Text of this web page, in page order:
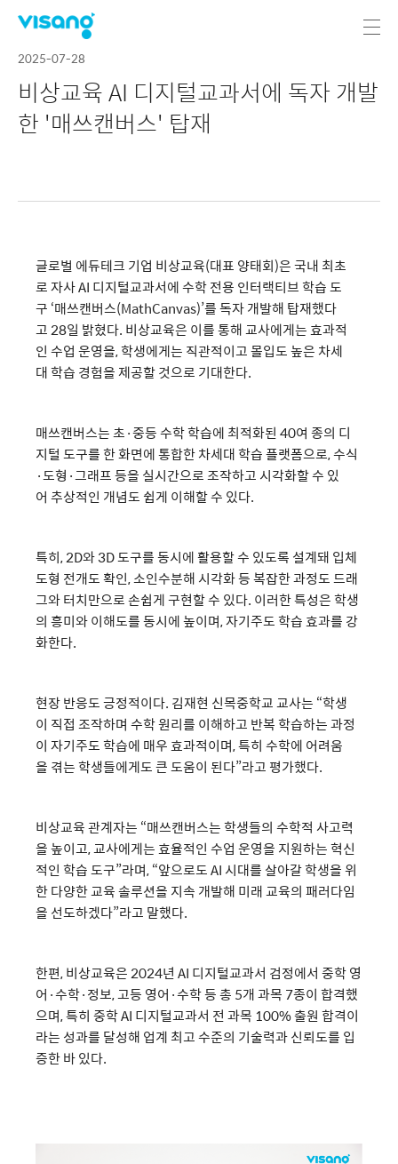
2025-07-28
비상교육 AI 디지털교과서에 독자 개발
한 '매쓰캔버스' 탑재
글로벌 에듀테크 기업 비상교육(대표 양태회)은 국내 최초
로 자사 AI 디지털교과서에 수학 전용 인터랙티브 학습 도
구 ‘매쓰캔버스(MathCanvas)’를 독자 개발해 탑재했다
고 28일 밝혔다. 비상교육은 이를 통해 교사에게는 효과적
인 수업 운영을, 학생에게는 직관적이고 몰입도 높은 차세
대 학습 경험을 제공할 것으로 기대한다.
매쓰캔버스는 초·중등 수학 학습에 최적화된 40여 종의 디
지털 도구를 한 화면에 통합한 차세대 학습 플랫폼으로, 수식
·도형·그래프 등을 실시간으로 조작하고 시각화할 수 있
어 추상적인 개념도 쉽게 이해할 수 있다.
특히, 2D와 3D 도구를 동시에 활용할 수 있도록 설계돼 입체
도형 전개도 확인, 소인수분해 시각화 등 복잡한 과정도 드래
그와 터치만으로 손쉽게 구현할 수 있다. 이러한 특성은 학생
의 흥미와 이해도를 동시에 높이며, 자기주도 학습 효과를 강
화한다.
현장 반응도 긍정적이다. 김재현 신목중학교 교사는 “학생
이 직접 조작하며 수학 원리를 이해하고 반복 학습하는 과정
이 자기주도 학습에 매우 효과적이며, 특히 수학에 어려움
을 겪는 학생들에게도 큰 도움이 된다”라고 평가했다.
비상교육 관계자는 “매쓰캔버스는 학생들의 수학적 사고력
을 높이고, 교사에게는 효율적인 수업 운영을 지원하는 혁신
적인 학습 도구”라며, “앞으로도 AI 시대를 살아갈 학생을 위
한 다양한 교육 솔루션을 지속 개발해 미래 교육의 패러다임
을 선도하겠다”라고 말했다.
한편, 비상교육은 2024년 AI 디지털교과서 검정에서 중학 영
어·수학·정보, 고등 영어·수학 등 총 5개 과목 7종이 합격했
으며, 특히 중학 AI 디지털교과서 전 과목 100% 출원 합격이
라는 성과를 달성해 업계 최고 수준의 기술력과 신뢰도를 입
증한 바 있다.